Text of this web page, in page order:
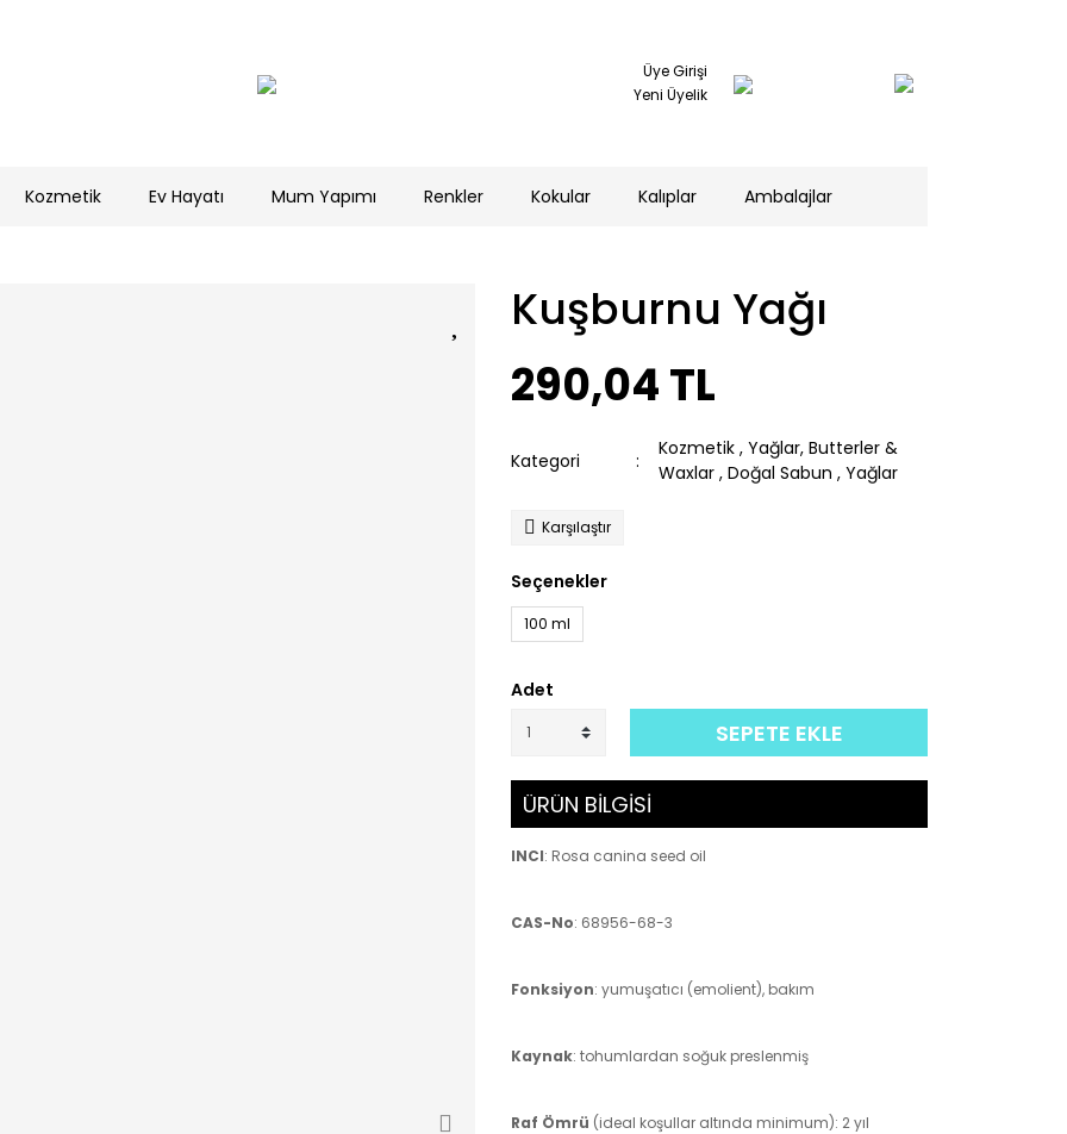
Üye Girişi
Yeni Üyelik
Kozmetik Ev Hayatı Mum Yapımı Renkler Kokular Kalıplar Ambalajlar
Kuşburnu Yağı
290,04 TL
Kategori
Kozmetik , Yağlar, Butterler &
Waxlar , Doğal Sabun , Yağlar
Karşılaştır
Seçenekler
100 ml
Adet
SEPETE EKLE
ÜRÜN BİLGİSİ
INCI: Rosa canina seed oil
CAS-No: 68956-68-3
Fonksiyon: yumuşatıcı (emolient), bakım
Kaynak: tohumlardan soğuk preslenmiş
Raf Ömrü (ideal koşullar altında minimum): 2 yıl